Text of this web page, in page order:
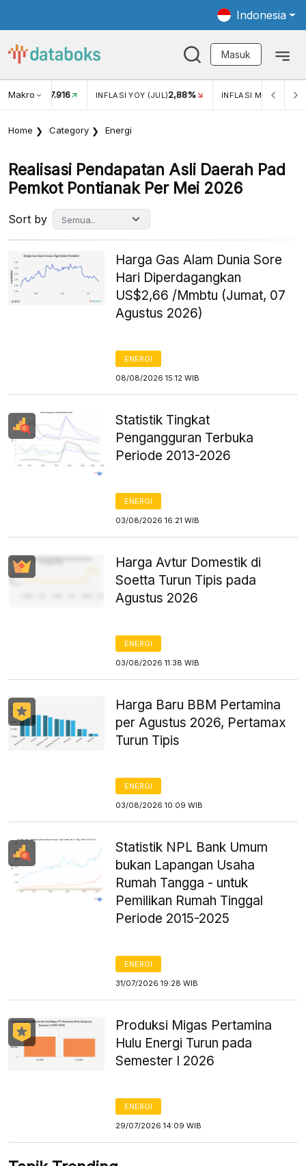
Indonesia
Masuk
Makro
USD/IDR 17.916 INFLASI YOY (JUL)2,88% INFLASI MOM (JUL)
Home Category Energi
Realisasi Pendapatan Asli Daerah Pad
Pemkot Pontianak Per Mei 2026
Sort by
Harga Gas Alam Dunia Sore
Hari Diperdagangkan
US$2,66 /Mmbtu (Jumat, 07
Agustus 2026)
ENERGI
08/08/2026 15:12 WIB
Statistik Tingkat
Pengangguran Terbuka
Periode 2013-2026
ENERGI
03/08/2026 16:21 WIB
Harga Avtur Domestik di
Soetta Turun Tipis pada
Agustus 2026
ENERGI
03/08/2026 11:38 WIB
Harga Baru BBM Pertamina
per Agustus 2026, Pertamax
Turun Tipis
ENERGI
03/08/2026 10:09 WIB
Statistik NPL Bank Umum
bukan Lapangan Usaha
Rumah Tangga - untuk
Pemilikan Rumah Tinggal
Periode 2015-2025
ENERGI
31/07/2026 19:28 WIB
Produksi Migas Pertamina
Hulu Energi Turun pada
Semester I 2026
ENERGI
29/07/2026 14:09 WIB